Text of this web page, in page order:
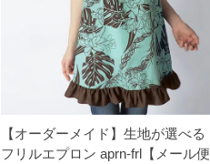
【オーダーメイド】生地が選べる
フリルエプロン aprn-frl【メール便